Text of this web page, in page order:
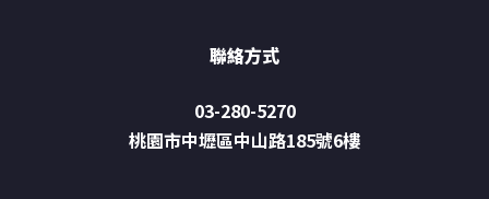
聯絡方式
03-280-5270
桃園市中壢區中山路185號6樓